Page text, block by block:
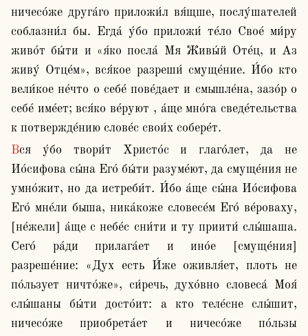
ничесо́же друга́го приложи́л вя́щше, послу́шателей
соблазни́л бы. Егда́ у́бо приложи́ те́ло Свое́ ми́ру
живо́т бы́ти и «я́ко посла́ Мя Живы́й Оте́ц, и Аз
живу́ Отце́м», вся́кое разреши́ смуще́ние. И́бо кто
вели́кое не́что о себе́ пове́дает и смышле́на, зазо́р о
себе́ име́ет; вся́ко ве́руют , а́ще мно́га сведе́тельства
к потвержде́нию слове́с свои́х собере́т.
Вся у́бо твори́т Христо́с и глаго́лет, да не
Ио́сифова сы́на Его́ бы́ти разуме́ют, да смуще́ния не
умно́жит, но да истреби́т. И́бо а́ще сы́на Ио́сифова
Его́ мне́ли быша, ника́коже словесе́м Его́ ве́роваху,
[не́жели] а́ще с небе́с сни́ти и ту приити́ слы́шаша.
Сего́ ра́ди прилага́ет и ино́е [смуще́ния]
разреше́ние: «Дух есть И́же оживля́ет, плоть не
по́льзует ничто́же», си́речь, духо́вно словеса́ Моя́
слы́шаны бы́ти досто́ит: а кто теле́сне слы́шит,
ничесо́же приобрета́ет и ничесо́же по́льзы